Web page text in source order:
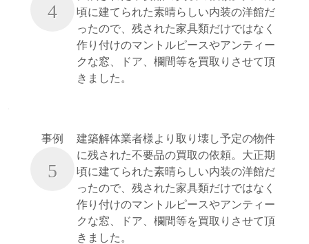
4
頃に建てられた素晴らしい内装の洋館だ
ったので、残された家具類だけではなく
作り付けのマントルピースやアンティー
クな窓、ドア、欄間等を買取りさせて頂
きました。
事例
5
建築解体業者様より取り壊し予定の物件
に残された不要品の買取の依頼。大正期
頃に建てられた素晴らしい内装の洋館だ
ったので、残された家具類だけではなく
作り付けのマントルピースやアンティー
クな窓、ドア、欄間等を買取りさせて頂
きました。